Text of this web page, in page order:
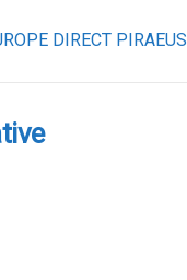
DIRECT PIRAEUS